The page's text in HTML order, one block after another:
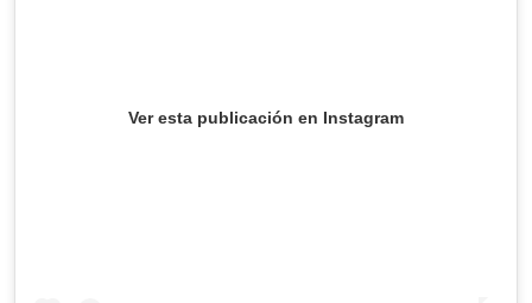
Ver esta publicación en Instagram